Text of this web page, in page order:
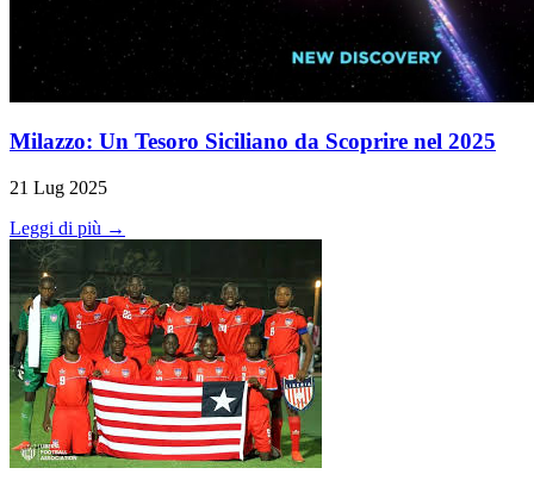
Milazzo: Un Tesoro Siciliano da Scoprire nel 2025
21 Lug 2025
Leggi di più →